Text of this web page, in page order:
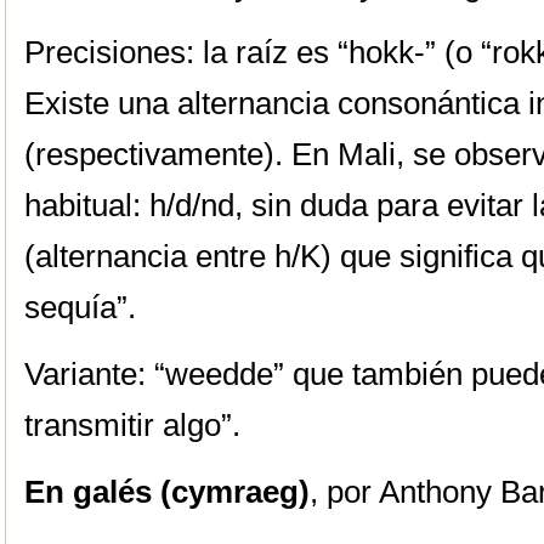
Precisiones: la raíz es “hokk-” (o
Existe una alternancia consonántica
(respectivamente). En Mali, se
habitual: h/d/nd, sin duda para evitar
(alternancia entre h/K) que significa
sequía”.
Variante: “weedde” que también
transmitir algo”.
En galés (cymraeg), por Anthony